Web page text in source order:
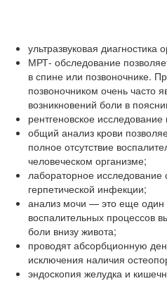
ультразвуковая диагностика
МРТ- обследование
в спине или позвоночнике.
позвоночником очень часто
возникновений боли в
рентгеновское исследование
общий анализ крови
полное отсутствие
человеческом организме;
лабораторное
герпетической инфекции;
анализ мочи — это еще один
воспалительных
боли внизу живота;
проводят абсорбционную
исключения наличия
эндоскопия желудка и